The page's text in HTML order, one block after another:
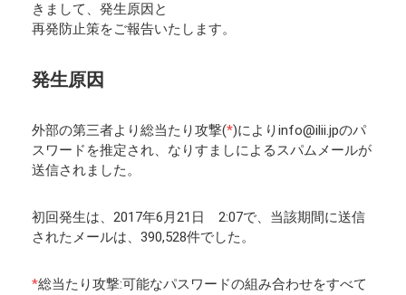
きまして、発生原因と
再発防止策をご報告いたします。
発生原因
外部の第三者より総当たり攻撃(*)によりinfo@ilii.jpのパ
スワードを推定され、なりすましによるスパムメールが
送信されました。
初回発生は、2017年6月21日 2:07で、当該期間に送信
されたメールは、390,528件でした。
*総当たり攻撃:可能なパスワードの組み合わせをすべて